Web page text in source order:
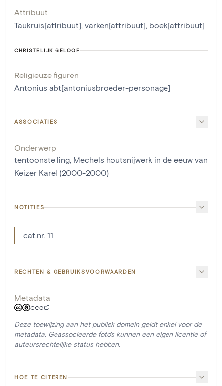
Attribuut
Taukruis[attribuut], varken[attribuut], boek[attribuut]
CHRISTELIJK GELOOF
Religieuze figuren
Antonius abt[antoniusbroeder-personage]
ASSOCIATIES
Onderwerp
tentoonstelling, Mechels houtsnijwerk in de eeuw van
Keizer Karel (2000-2000)
NOTITIES
cat.nr. 11
RECHTEN & GEBRUIKSVOORWAARDEN
Metadata
CC0
Deze toewijzing aan het publiek domein geldt enkel voor de
metadata. Geassocieerde foto's kunnen een eigen licentie of
auteursrechtelijke status hebben.
HOE TE CITEREN